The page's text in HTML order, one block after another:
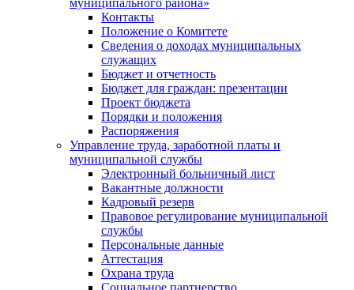
муниципального района»
Контакты
Положение о Комитете
Сведения о доходах муниципальных
служащих
Бюджет и отчетность
Бюджет для граждан: презентации
Проект бюджета
Порядки и положения
Распоряжения
Управление труда, заработной платы и
муниципальной службы
Электронный больничный лист
Вакантные должности
Кадровый резерв
Правовое регулирование муниципальной
службы
Персональные данные
Аттестация
Охрана труда
Социальное партнерство